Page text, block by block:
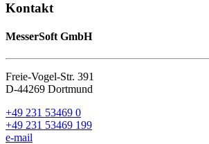
Kontakt
MesserSoft GmbH
Freie-Vogel-Str. 391
D-44269 Dortmund
+49 231 53469 0
+49 231 53469 199
e-mail